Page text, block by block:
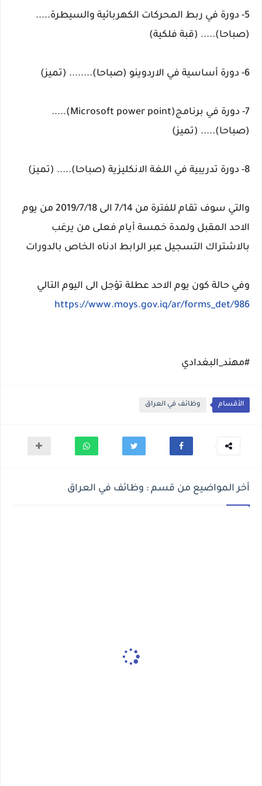
5- دورة في ربط المحركات الكهربائية والسيطرة.....
(صباحا)..... (قبة فلكية)
6- دورة أساسية في الاردوينو (صباحا)........ (تميز)
7- دورة في برنامج(Microsoft power point).....
(صباحا)..... (تميز)
8- دورة تدريبية في اللغة الانكليزية (صباحا)..... (تميز)
والتي سوف تقام للفترة من 7/14 الى 2019/7/18 من يوم
الاحد المقبل ولمدة خمسة أيام فعلى من يرغب
بالاشتراك التسجيل عبر الرابط ادناه الخاص بالدورات
وفي حالة كون يوم الاحد عطلة تؤجل الى اليوم التالي
https://www.moys.gov.iq/ar/forms_det/986
#مهند_البغدادي
الأقسام وظائف في العراق
أخر المواضيع من قسم : وظائف في العراق